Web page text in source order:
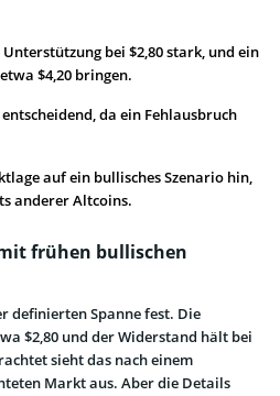
bei $2,80 stark, und ein
$4,20 bringen.
da ein Fehlausbruch
auf ein bullisches Szenario hin,
anderer Altcoins.
frühen bullischen
definierten Spanne fest. Die
$2,80 und der Widerstand hält bei
sieht das nach einem
Markt aus. Aber die Details